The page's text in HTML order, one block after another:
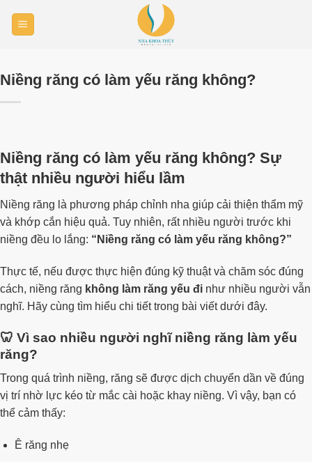
Niềng răng có làm yếu răng không?
Niềng răng có làm yếu răng không? Sự
thật nhiều người hiểu lầm
Niềng răng là phương pháp chỉnh nha giúp cải thiện thẩm mỹ
và khớp cắn hiệu quả. Tuy nhiên, rất nhiều người trước khi
niềng đều lo lắng: “Niềng răng có làm yếu răng không?”
Thực tế, nếu được thực hiện đúng kỹ thuật và chăm sóc đúng
cách, niềng răng không làm răng yếu đi như nhiều người vẫn
nghĩ. Hãy cùng tìm hiểu chi tiết trong bài viết dưới đây.
🦷 Vì sao nhiều người nghĩ niềng răng làm yếu
răng?
Trong quá trình niềng, răng sẽ được dịch chuyển dần về đúng
vị trí nhờ lực kéo từ mắc cài hoặc khay niềng. Vì vậy, bạn có
thể cảm thấy:
Ê răng nhẹ